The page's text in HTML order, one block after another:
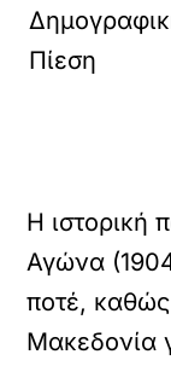
Πίεση
Η ιστορική
Αγώνα
ποτέ,
Μακεδονία